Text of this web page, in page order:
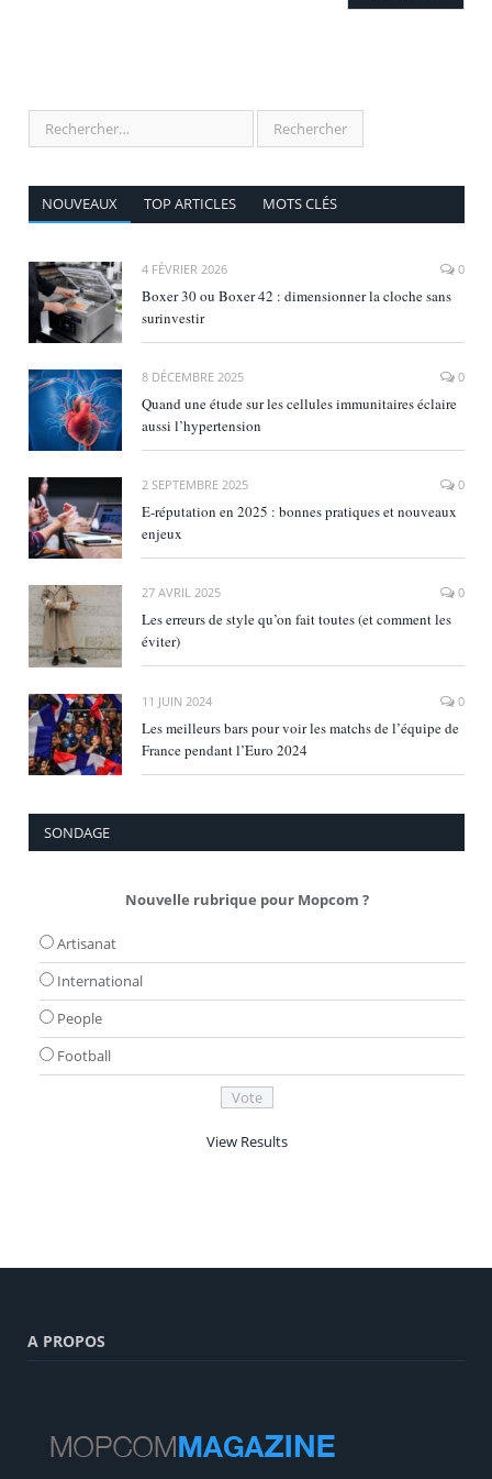
NOUVEAUX TOP ARTICLES MOTS CLÉS
4 FÉVRIER 2026 0
Boxer 30 ou Boxer 42 : dimensionner la cloche sans
surinvestir
8 DÉCEMBRE 2025 0
Quand une étude sur les cellules immunitaires éclaire
aussi l’hypertension
2 SEPTEMBRE 2025 0
E‑réputation en 2025 : bonnes pratiques et nouveaux
enjeux
27 AVRIL 2025 0
Les erreurs de style qu’on fait toutes (et comment les
éviter)
11 JUIN 2024 0
Les meilleurs bars pour voir les matchs de l’équipe de
France pendant l’Euro 2024
SONDAGE
Nouvelle rubrique pour Mopcom ?
Artisanat
International
People
Football
View Results
A PROPOS